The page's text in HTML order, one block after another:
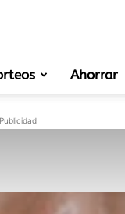
muestrasAhorrar
Publicidad